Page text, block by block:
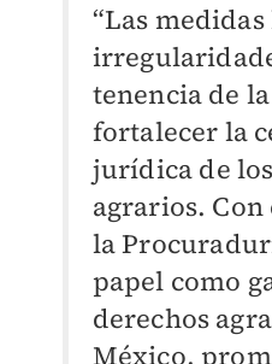
“Las
tenencia de
fortalecer la
jurídica de
agrarios. Con
la
papel como
derechos
México,